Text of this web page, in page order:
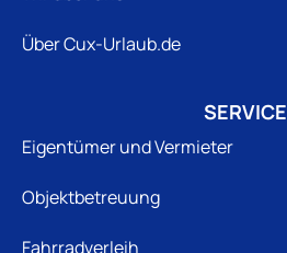
Über Cux-Urlaub.de
SERVICE
Eigentümer und Vermieter
Objektbetreuung
Fahrradverleih